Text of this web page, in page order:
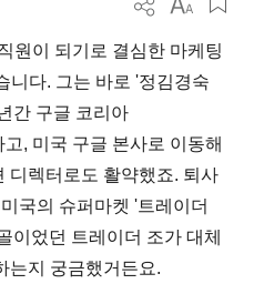
원이 되기로 결심한 마케팅
니다. 그는 바로 '정김경숙
간 구글 코리아
, 미국 구글 본사로 이동해
디렉터로도 활약했죠. 퇴사
국의 슈퍼마켓 '트레이더
이었던 트레이더 조가 대체
는지 궁금했거든요.